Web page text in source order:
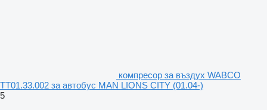
компресор за въздух WABCO
TT01.33.002 за автобус MAN LIONS CITY (01.04-)
5